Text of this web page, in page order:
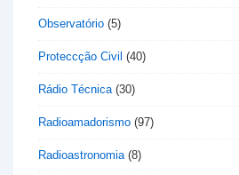
Observatório (5)
Proteccção Civil (40)
Rádio Técnica(30)
Radioamadorismo (97)
Radioastronomia(8)